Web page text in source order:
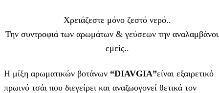
Χρειάζεστε μόνο ζεστό νερό..
Την συντροφιά των αρωμάτων & γεύσεων την
εμείς..
H μίξη αρωματικών βοτάνων “DIAVGIA”είναι εξαιρετικό
πρωινό τσάι που διεγείρει και αναζωογονεί θετικά τον